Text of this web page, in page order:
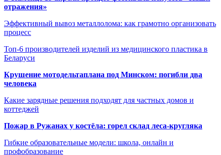
отражения»
Эффективный вывоз металлолома: как грамотно организовать
процесс
Топ-6 производителей изделий из медицинского пластика в
Беларуси
Крушение мотодельтаплана под Минском: погибли два
человека
Какие зарядные решения подходят для частных домов и
коттеджей
Пожар в Ружанах у костёла: горел склад леса-кругляка
Гибкие образовательные модели: школа, онлайн и
профобразование